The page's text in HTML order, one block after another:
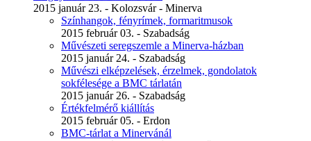
2015 január 23. - Kolozsvár - Minerva
Színhangok, fényrímek, formaritmusok
2015 február 03. - Szabadság
Művészeti seregszemle a Minerva-házban
2015 január 24. - Szabadság
Művészi elképzelések, érzelmek, gondolatok
sokfélesége a BMC tárlatán
2015 január 26. - Szabadság
Értékfelmérő kiállítás
2015 február 05. - Erdon
BMC-tárlat a Minervánál